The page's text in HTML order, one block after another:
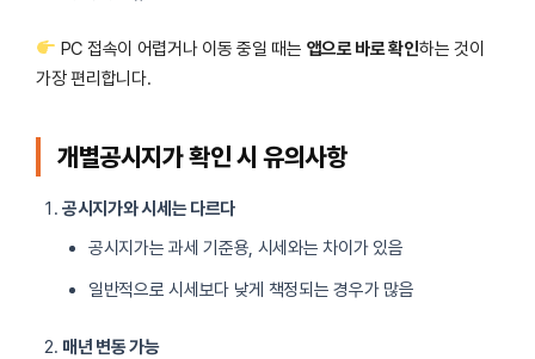
PC 접속이 어렵거나 이동 중일 때는 앱으로 바로 확인하는 것이
가장 편리합니다.
개별공시지가 확인 시 유의사항
공시지가와 시세는 다르다
공시지가는 과세 기준용, 시세와는 차이가 있음
일반적으로 시세보다 낮게 책정되는 경우가 많음
매년 변동 가능